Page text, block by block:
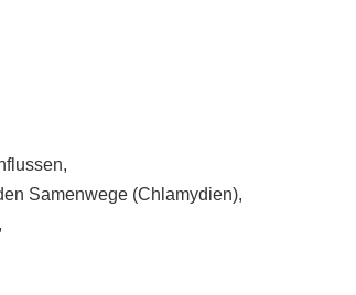
Samenwege (Chlamydien),